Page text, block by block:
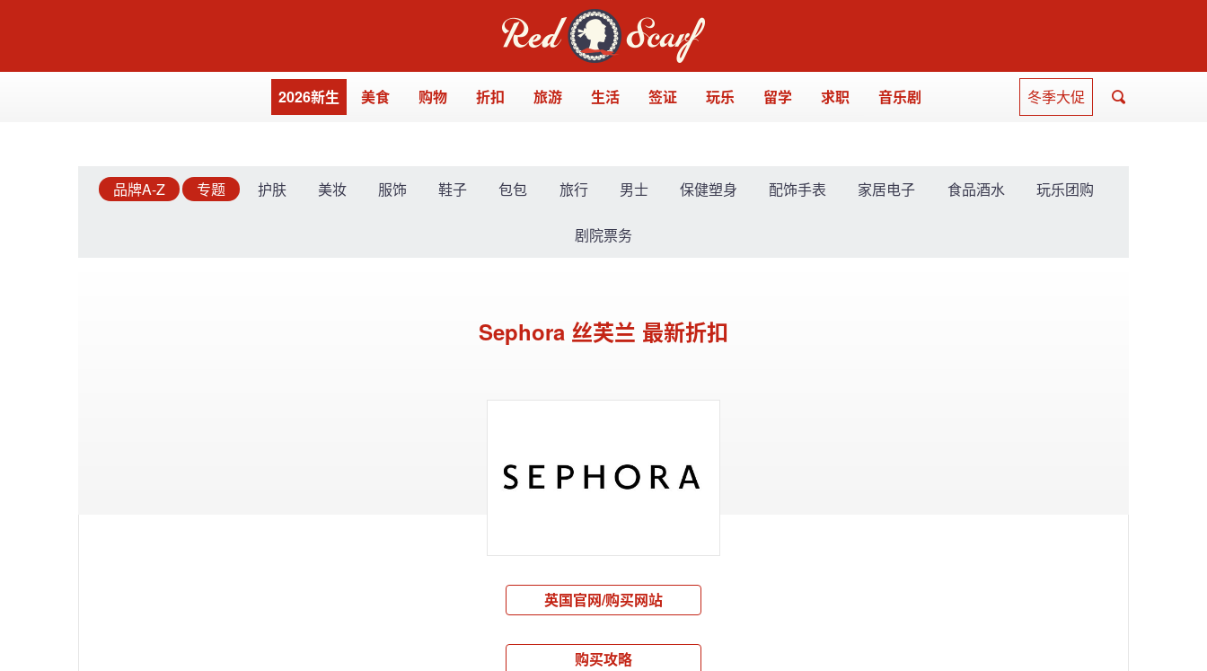
2026新生 美食 购物 折扣 旅游 生活 签证 玩乐 留学 求职 音乐剧 冬季大促
品牌A-Z 专题 护肤 美妆 服饰 鞋子 包包 旅行 男士 保健塑身 配饰手表 家居电子 食品酒水 玩乐团购
剧院票务
Sephora 丝芙兰 最新折扣
英国官网/购买网站
购买攻略